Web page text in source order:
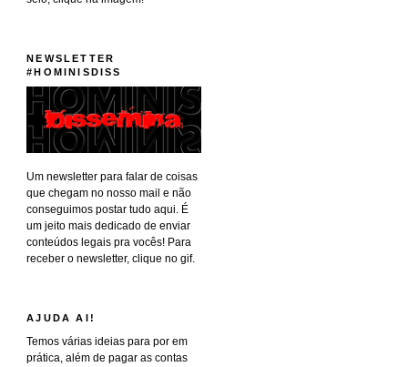
NEWSLETTER
#HOMINISDISS
Um newsletter para falar de coisas
que chegam no nosso mail e não
conseguimos postar tudo aqui. É
um jeito mais dedicado de enviar
conteúdos legais pra vocês! Para
receber o newsletter, clique no gif.
AJUDA AI!
Temos várias ideias para por em
prática, além de pagar as contas